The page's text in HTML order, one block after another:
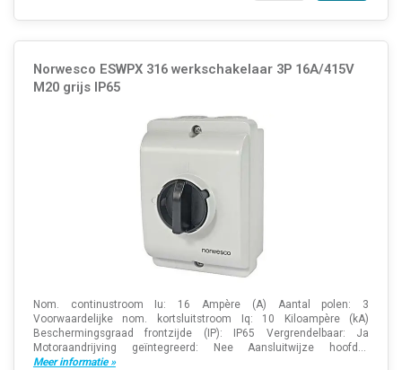
Norwesco ESWPX 316 werkschakelaar 3P 16A/415V
M20 grijs IP65
Nom. continustroom Iu: 16 Ampère (A) Aantal polen: 3
Voorwaardelijke nom. kortsluitstroom Iq: 10 Kiloampère (kA)
Beschermingsgraad frontzijde (IP): IP65 Vergrendelbaar: Ja
Motoraandrijving geïntegreerd: Nee Aansluitwijze hoofd...
Meer informatie »